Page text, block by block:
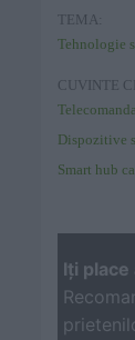
TEMA:
Tehnologie
CUVINTE
Dispozitive
Smart hub
Iţi